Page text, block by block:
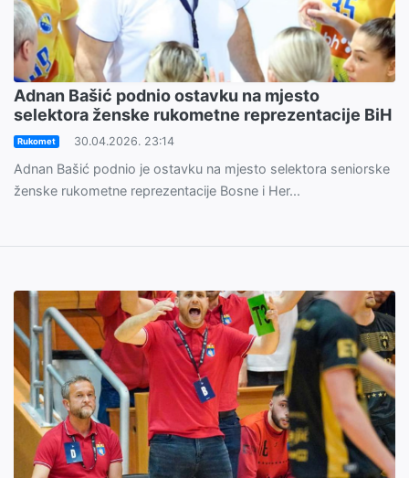
Adnan Bašić podnio ostavku na mjesto
selektora ženske rukometne reprezentacije BiH
Rukomet 30.04.2026. 23:14
Adnan Bašić podnio je ostavku na mjesto selektora seniorske
ženske rukometne reprezentacije Bosne i Her...